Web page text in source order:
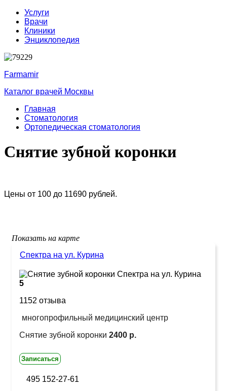
Услуги
Врачи
Клиники
Энциклопедия
Farmamir
Каталог врачей Москвы
Главная
Стоматология
Ортопедическая стоматология
Снятие зубной коронки
Цены от 100 до 11690 рублей.
Показать на карте
Спектра на ул. Курина
5
1152 отзыва
многопрофильный медицинский центр
Снятие зубной коронки 2400 р.
Записаться
495 152-27-61